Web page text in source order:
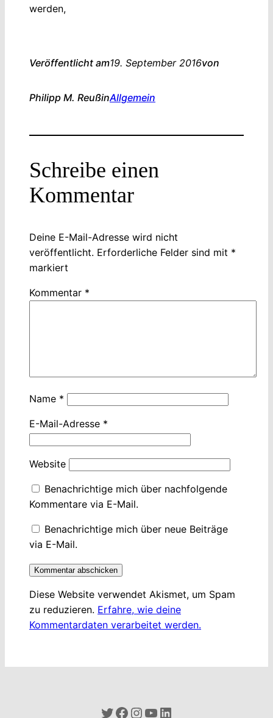
werden,
Veröffentlicht am19. September 2016von
Philipp M. ReußinAllgemein
Schreibe einen
Kommentar
Deine E-Mail-Adresse wird nicht
veröffentlicht. Erforderliche Felder sind mit *
markiert
Kommentar *
Name *
E-Mail-Adresse *
Website
Benachrichtige mich über nachfolgende
Kommentare via E-Mail.
Benachrichtige mich über neue Beiträge
via E-Mail.
Diese Website verwendet Akismet, um Spam
zu reduzieren. Erfahre, wie deine
Kommentardaten verarbeitet werden.
Twitter
Facebook
Instagram
YouTube
LinkedIn